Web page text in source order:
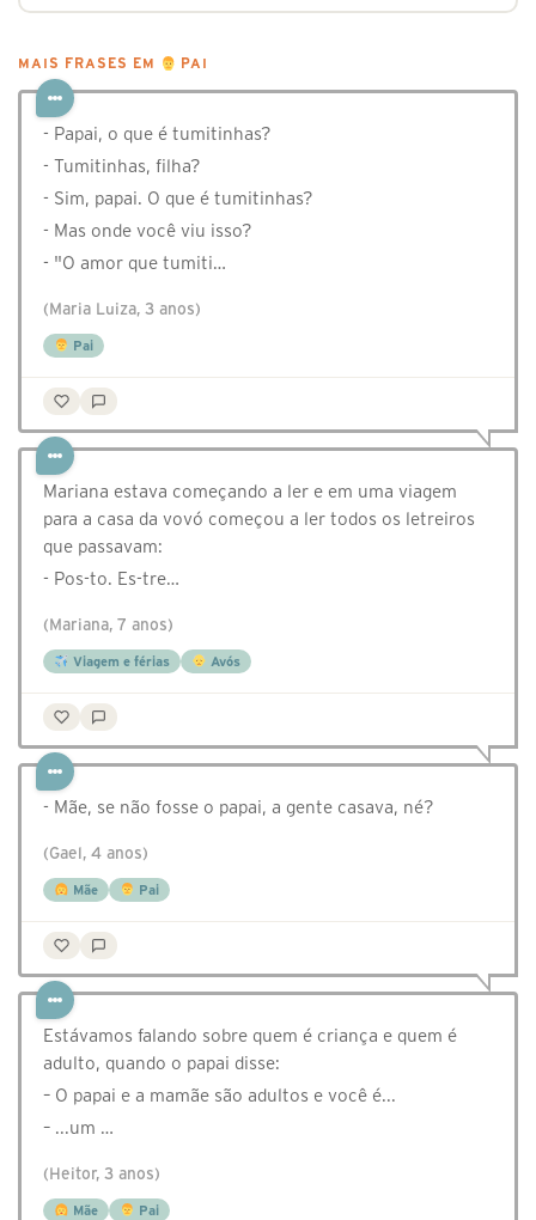
MAIS FRASES EM PAI
- Papai, o que é tumitinhas?
- Tumitinhas, filha?
- Sim, papai. O que é tumitinhas?
- Mas onde você viu isso?
- "O amor que tumiti…
(Maria Luiza, 3 anos)
Pai
Mariana estava começando a ler e em uma viagem
para a casa da vovó começou a ler todos os letreiros
que passavam:
- Pos-to. Es-tre…
(Mariana, 7 anos)
Viagem e férias Avós
- Mãe, se não fosse o papai, a gente casava, né?
(Gael, 4 anos)
Mãe Pai
Estávamos falando sobre quem é criança e quem é
adulto, quando o papai disse:
– O papai e a mamãe são adultos e você é...
– ...um …
(Heitor, 3 anos)
Mãe Pai